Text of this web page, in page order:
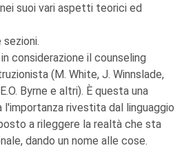
suoi vari aspetti teorici ed
sezioni.
considerazione il counseling
(M. White, J. Winnslade,
Byrne e altri). È questa una
rivestita dal linguaggio
a rileggere la realtà che sta
dando un nome alle cose.